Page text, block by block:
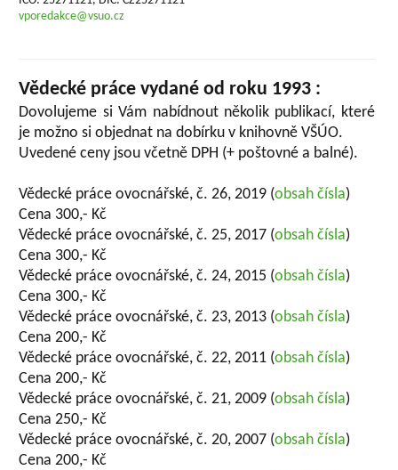
vporedakce@vsuo.cz
Vědecké práce vydané od roku 1993 :
Dovolujeme si Vám nabídnout několik publikací, které
je možno si objednat na dobírku v knihovně VŠÚO.
Uvedené ceny jsou včetně DPH (+ poštovné a balné).
Vědecké práce ovocnářské, č. 26, 2019 (obsah čísla)
Cena 300,- Kč
Vědecké práce ovocnářské, č. 25, 2017 (obsah čísla)
Cena 300,- Kč
Vědecké práce ovocnářské, č. 24, 2015 (obsah čísla)
Cena 300,- Kč
Vědecké práce ovocnářské, č. 23, 2013 (obsah čísla)
Cena 200,- Kč
Vědecké práce ovocnářské, č. 22, 2011 (obsah čísla)
Cena 200,- Kč
Vědecké práce ovocnářské, č. 21, 2009 (obsah čísla)
Cena 250,- Kč
Vědecké práce ovocnářské, č. 20, 2007 (obsah čísla)
Cena 200,- Kč